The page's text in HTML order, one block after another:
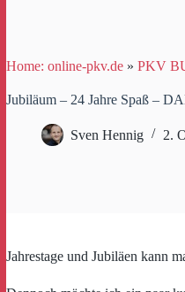
Home: online-pkv.de » PKV
Jubiläum – 24 Jahre Spaß –
Sven Hennig 2.
Jahrestage und Jubiläen kann